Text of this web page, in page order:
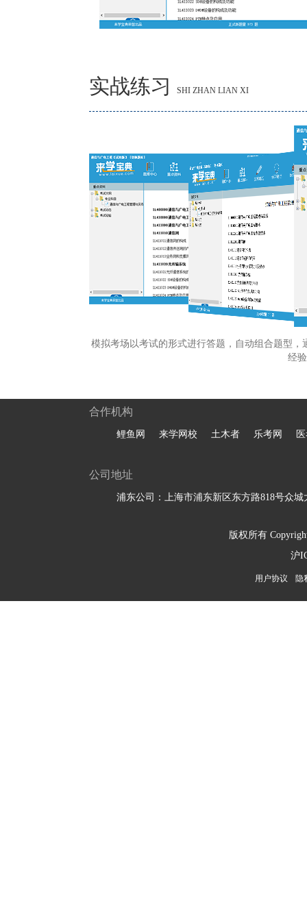
实战练习 SHI ZHAN LIAN XI
模拟考场以考试的形式进行答题，自动组合题型
经
合作机构
鲤鱼网 来学网校 土木者 乐考网
公司地址
浦东公司：上海市浦东新区东方路818号众城
版权所有
沪
用户协议 隐